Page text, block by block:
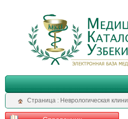
Cтраница : Неврологическая